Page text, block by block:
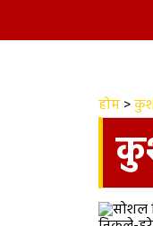
होम>